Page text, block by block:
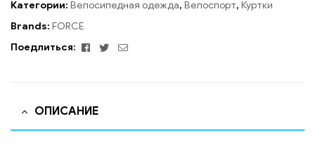
Категории: Велосипедная одежда, Велоспорт, Куртки
Brands: FORCE
Поедлиться:
Facebook
TwitterEmail
ОПИСАНИЕ